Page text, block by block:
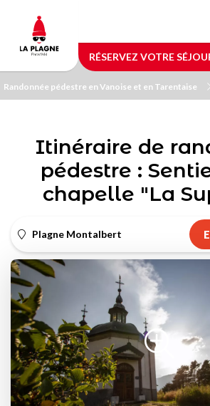
contenu
principal
RÉSERVEZ VOTRE
Randonnée pédestre en Vanoise et en Tarentaise
Itinéraire de
pédestre :
chapelle "La
Plagne Montalbert